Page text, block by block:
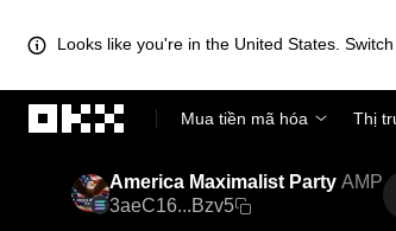
Looks like you're in the United States.
Mua tiền mã hóa
Thị
America Maximalist Party AMP
3aeC16...Bzv5